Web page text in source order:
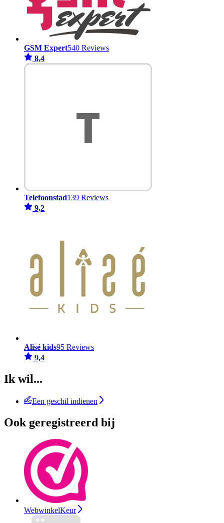
GSM Expert540 Reviews
8,4
Telefoonstad139 Reviews
9,2
Alisé kids95 Reviews
9,4
Ik wil...
Een geschil indienen
Ook geregistreerd bij
WebwinkelKeur